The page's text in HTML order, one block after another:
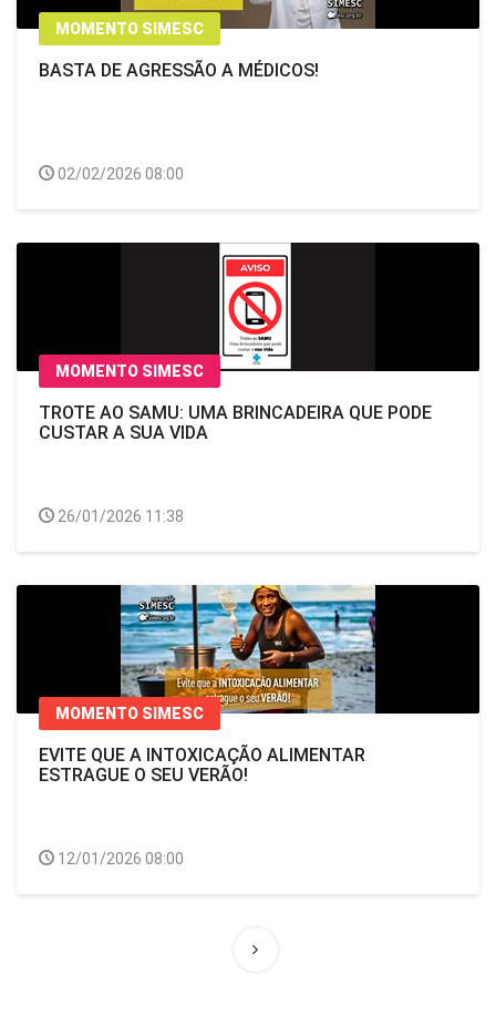
MOMENTO SIMESC
BASTA DE AGRESSÃO A MÉDICOS!
02/02/2026 08:00
MOMENTO SIMESC
TROTE AO SAMU: UMA BRINCADEIRA QUE PODE
CUSTAR A SUA VIDA
26/01/2026 11:38
MOMENTO SIMESC
EVITE QUE A INTOXICAÇÃO ALIMENTAR
ESTRAGUE O SEU VERÃO!
12/01/2026 08:00